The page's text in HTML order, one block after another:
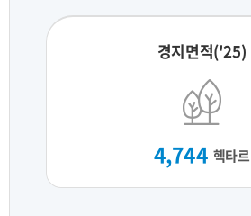
경지면적('25)
4,744 헥타르